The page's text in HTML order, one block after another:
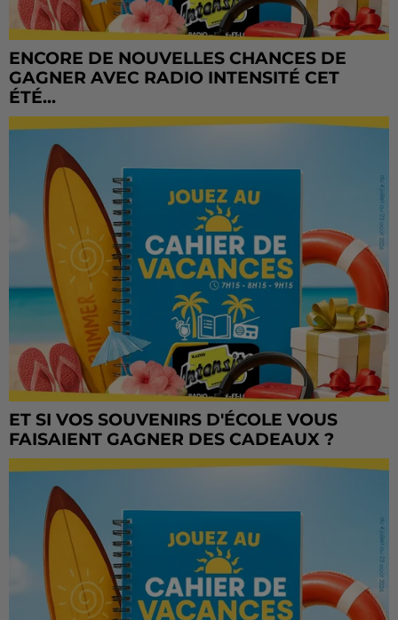
ENCORE DE NOUVELLES CHANCES DE
GAGNER AVEC RADIO INTENSITÉ CET
ÉTÉ...
ET SI VOS SOUVENIRS D'ÉCOLE VOUS
FAISAIENT GAGNER DES CADEAUX ?